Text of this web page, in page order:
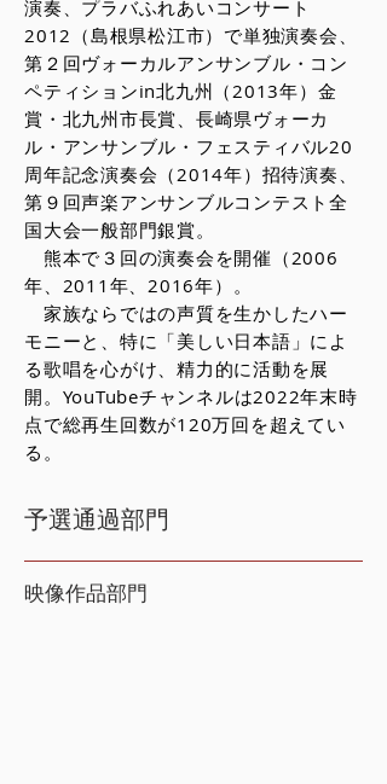
演奏、プラバふれあいコンサート
2012（島根県松江市）で単独演奏会、
第２回ヴォーカルアンサンブル・コン
ペティションin北九州（2013年）金
賞・北九州市長賞、長崎県ヴォーカ
ル・アンサンブル・フェスティバル20
周年記念演奏会（2014年）招待演奏、
第９回声楽アンサンブルコンテスト全
国大会一般部門銀賞。
熊本で３回の演奏会を開催（2006
年、2011年、2016年）。
家族ならではの声質を生かしたハー
モニーと、特に「美しい日本語」によ
る歌唱を心がけ、精力的に活動を展
開。YouTubeチャンネルは2022年末時
点で総再生回数が120万回を超えてい
る。
予選通過部門
映像作品部門